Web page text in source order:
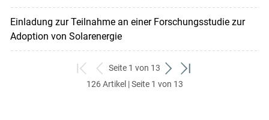
Einladung zur Teilnahme an einer Forschungsstudie zur
Adoption von Solarenergie
zum
ersten
zurück
zum
Seite 1 von 13
weiter
zum
zum
126 Artikel | Seite 1 von 13